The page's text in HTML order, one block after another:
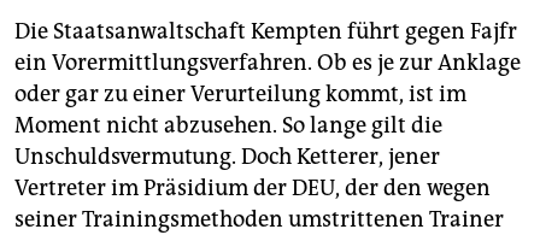
Die Staatsanwaltschaft Kempten führt gegen Fajfr
ein Vorermittlungsverfahren. Ob es je zur Anklage
oder gar zu einer Verurteilung kommt, ist im
Moment nicht abzusehen. So lange gilt die
Unschuldsvermutung. Doch Ketterer, jener
Vertreter im Präsidium der DEU, der den wegen
seiner Trainingsmethoden umstrittenen Trainer